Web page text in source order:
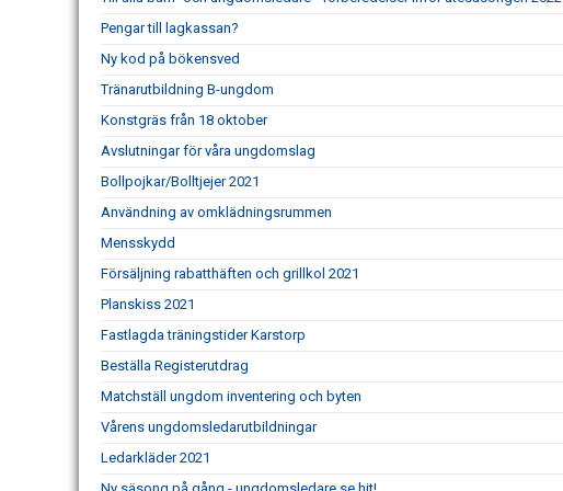
Pengar till lagkassan?
Ny kod på bökensved
Tränarutbildning B-ungdom
Konstgräs från 18 oktober
Avslutningar för våra ungdomslag
Bollpojkar/Bolltjejer 2021
Användning av omklädningsrummen
Mensskydd
Försäljning rabatthäften och grillkol 2021
Planskiss 2021
Fastlagda träningstider Karstorp
Beställa Registerutdrag
Matchställ ungdom inventering och byten
Vårens ungdomsledarutbildningar
Ledarkläder 2021